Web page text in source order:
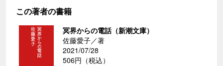
この著者の書籍
冥界からの電話（新潮文庫）
佐藤愛子／著
2021/07/28
506円（税込）